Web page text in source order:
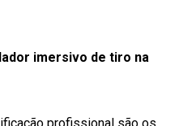
imersivo de tiro na
profissional são os